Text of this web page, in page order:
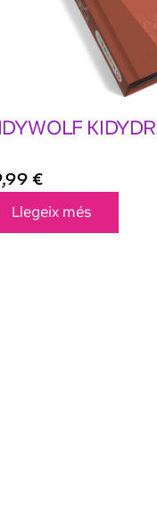
€
Llegeix més